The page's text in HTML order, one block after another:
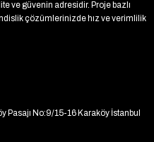
ve güvenin adresidir. Proje bazlı
çözümlerinizde hız ve verimlilik
Pasajı No:9/15-16 Karaköy İstanbul